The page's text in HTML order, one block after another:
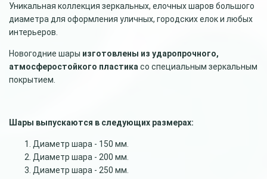
Уникальная коллекция зеркальных, елочных шаров большого
диаметра для оформления уличных, городских елок и любых
интерьеров.
Новогодние шары изготовлены из ударопрочного,
атмосферостойкого пластика со специальным зеркальным
покрытием.
Шары выпускаются в следующих размерах:
Диаметр шара - 150 мм.
Диаметр шара - 200 мм.
Диаметр шара - 250 мм.